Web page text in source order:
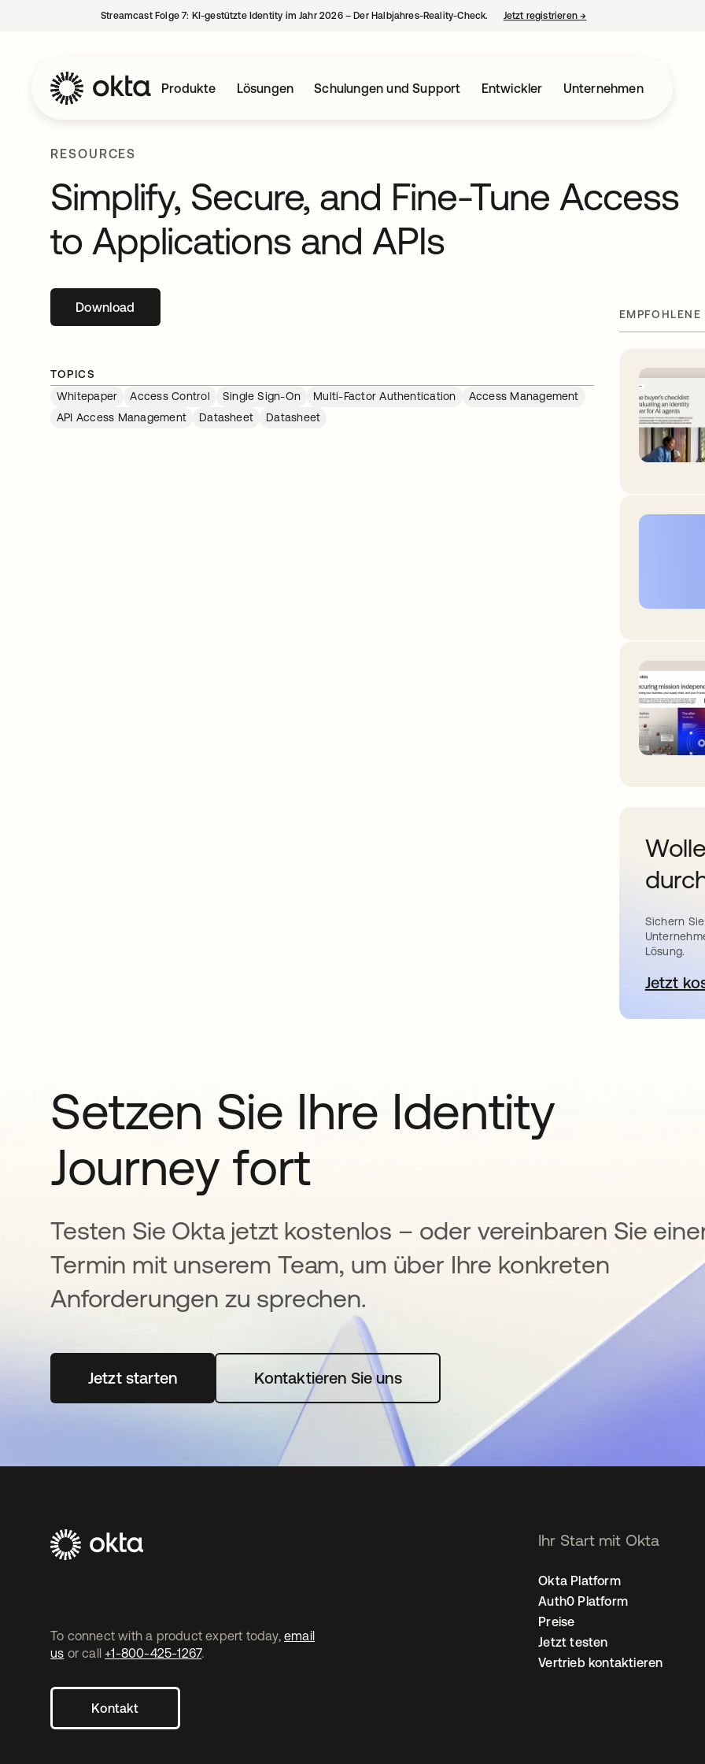
Streamcast Folge 7: KI-gestützte Identity im Jahr 2026 – Der Halbjahres-Reality-Check. Jetzt registrieren→
Produkte Lösungen Schulungen und Support Entwickler Unternehmen
RESOURCES
Simplify, Secure, and Fine-Tune Access
to Applications and APIs
Downloadwird in einer neuen Registerkarte geöffnet
TOPICS
Whitepaper
Access Control Single Sign-On Multi-Factor Authentication
Access Management
API Access Management
Datasheet Datasheet
Sichern
Lösung.
Jetzt
Setzen Sie Ihre Identity
Journey fort
Testen Sie Okta jetzt kostenlos – oder vereinbaren Sie
Termin mit unserem Team, um über Ihre konkreten
Anforderungen zu sprechen.
Jetzt startenwird in einer neuen Registerkarte geöffnet
Kontaktieren Sie uns
To connect with a product expert today, email
us or call +1-800-425-1267.
Kontakt
Ihr Start mit Okta
Okta Platform
Auth0 Platform
Preise
Jetzt testen
Vertrieb kontaktieren